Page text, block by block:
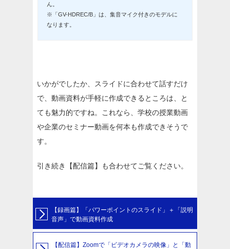
ん。
※「GV-HDREC/B」は、集音マイク付きのモデルに
なります。
いかがでしたか、スライドに合わせて話すだけ
で、動画資料が手軽に作成できるところは、と
ても魅力的ですね。これなら、学校の授業動画
や企業のセミナー動画を何本も作成できそうで
す。
引き続き【配信篇】も合わせてご覧ください。
【録画篇】「パワーポイントのスライド」＋「説明
音声」で動画資料作成
【配信篇】Zoomで「ビデオカメラの映像」と「動